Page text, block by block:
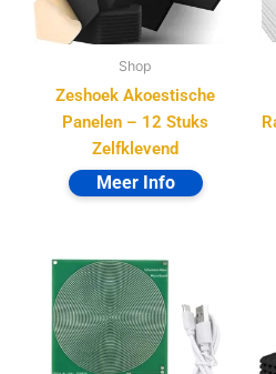
Shop
Zeshoek Akoestische
Panelen – 12 Stuks
Zelfklevend